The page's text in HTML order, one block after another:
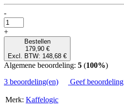
-
+
Bestellen
179,90 €
Excl. BTW: 148,68 €
Algemene beoordeling: 5 (100%)
3 beoordeling(en)
Geef beoordeling
Merk: Kaffelogic